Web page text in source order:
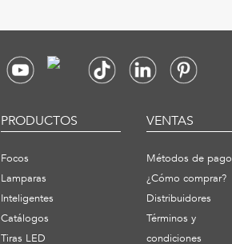
PRODUCTOS
Focos
Lamparas
Inteligentes
Catálogos
Tiras LED
VENTAS
Métodos de pago
¿Cómo comprar?
Distribuidores
Términos y
condiciones